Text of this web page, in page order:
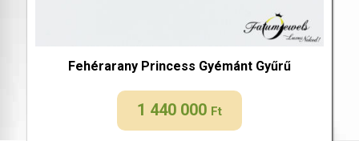
Fehérarany Princess Gyémánt Gyűrű
1 440 000 Ft